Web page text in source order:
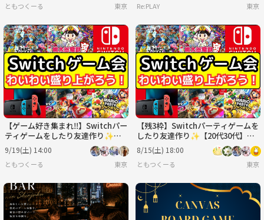
ともつくーる 東京 Re:PLAY 東京
【ゲーム好き集まれ‼️】Switchパー
ティゲームをしたり友達作り✨️【2
0代30代】【雰囲気重視‼️】
9/19(土) 14:00
ともつくーる 東京
【残3枠】Switchパーティゲームを
したり友達作り✨️【20代30代】
【雰囲気重視‼️】
8/15(土) 18:00
ともつくーる 東京